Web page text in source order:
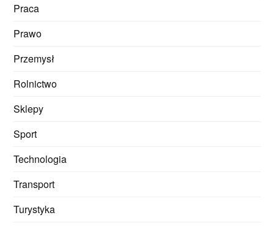
Praca
Prawo
Przemysł
Rolnictwo
Sklepy
Sport
Technologia
Transport
Turystyka